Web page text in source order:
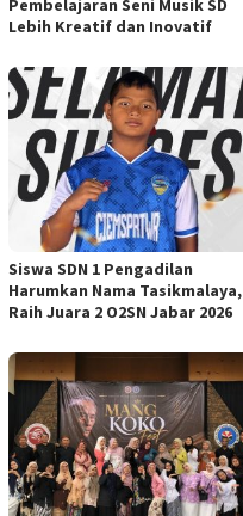
Pembelajaran Seni Musik SD
Lebih Kreatif dan Inovatif
Siswa SDN 1 Pengadilan
Harumkan Nama Tasikmalaya,
Raih Juara 2 O2SN Jabar 2026